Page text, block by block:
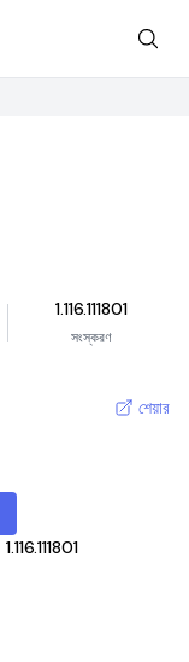
1.116.111801
সংস্করণ
শেয়ার
1.116.111801